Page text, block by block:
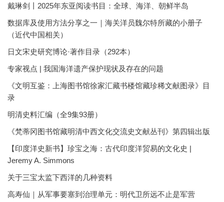
戴琳剑丨2025年东亚阅读书目：全球、海洋、朝鲜半岛
数据库及使用方法分享之一｜海关洋员魏尔特所藏的小册子
（近代中国相关）
日文宋史研究博论·著作目录（292本）
专家视点 | 我国海洋遗产保护现状及存在的问题
《文明互鉴：上海图书馆徐家汇藏书楼馆藏珍稀文献图录》目
录
明清史料汇编（全9集93册）
《梵蒂冈图书馆藏明清中西文化交流史文献丛刊》第四辑出版
【印度洋史新书】珍宝之海：古代印度洋贸易的文化史 |
Jeremy A. Simmons
关于三宝太监下西洋的几种资料
高寿仙｜从军事要塞到治理单元：明代卫所远不止是军营